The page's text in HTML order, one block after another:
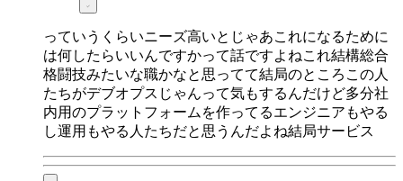
っていうくらいニーズ高いとじゃあこれになるために
は何したらいいんですかって話ですよねこれ結構総合
格闘技みたいな職かなと思ってて結局のところこの人
たちがデブオプスじゃんって気もするんだけど多分社
内用のプラットフォームを作ってるエンジニアもやる
し運用もやる人たちだと思うんだよね結局サービス